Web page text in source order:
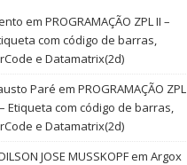
em PROGRAMAÇÃO ZPL II –
com código de barras,
e Datamatrix(2d)
Paré em PROGRAMAÇÃO ZPL
Etiqueta com código de barras,
e Datamatrix(2d)
JOSE MUSSKOPFem Argox